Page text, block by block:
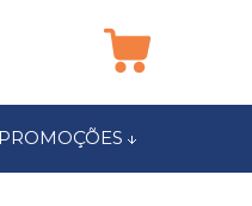
PROMOÇÕES